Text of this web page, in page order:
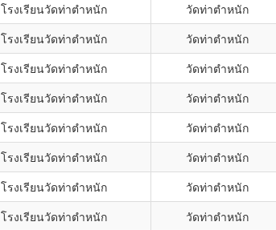
โรงเรียนวัดท่าตำหนัก วัดท่าตำหนัก
โรงเรียนวัดท่าตำหนัก วัดท่าตำหนัก
โรงเรียนวัดท่าตำหนัก วัดท่าตำหนัก
โรงเรียนวัดท่าตำหนัก วัดท่าตำหนัก
โรงเรียนวัดท่าตำหนัก วัดท่าตำหนัก
โรงเรียนวัดท่าตำหนัก วัดท่าตำหนัก
โรงเรียนวัดท่าตำหนัก วัดท่าตำหนัก
โรงเรียนวัดท่าตำหนัก วัดท่าตำหนัก